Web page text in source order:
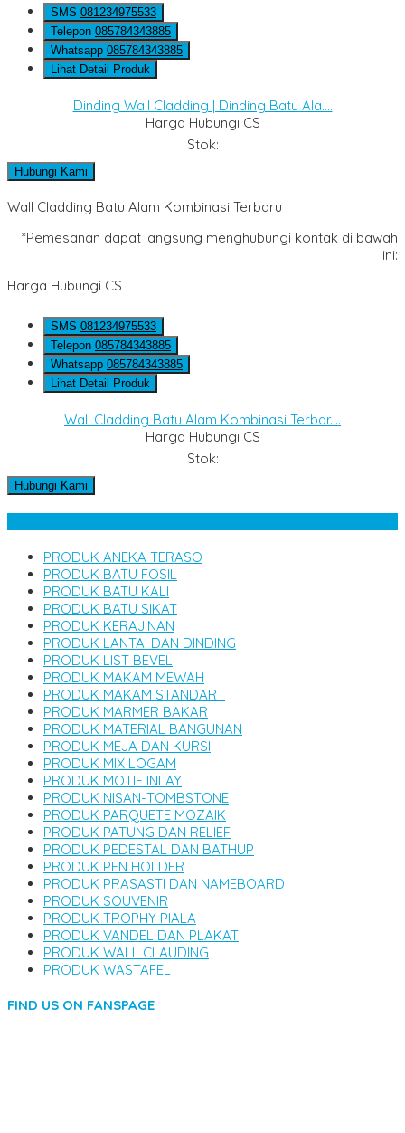
SMS 081234975533
Telepon 085784343885
Whatsapp 085784343885
Lihat Detail Produk
Dinding Wall Cladding | Dinding Batu Ala....
Harga Hubungi CS
Stok:
Hubungi Kami
Wall Cladding Batu Alam Kombinasi Terbaru
*Pemesanan dapat langsung menghubungi kontak di bawah
ini:
Harga Hubungi CS
SMS 081234975533
Telepon 085784343885
Whatsapp 085784343885
Lihat Detail Produk
Wall Cladding Batu Alam Kombinasi Terbar....
Harga Hubungi CS
Stok:
Hubungi Kami
PRODUK ANEKA TERASO
PRODUK BATU FOSIL
PRODUK BATU KALI
PRODUK BATU SIKAT
PRODUK KERAJINAN
PRODUK LANTAI DAN DINDING
PRODUK LIST BEVEL
PRODUK MAKAM MEWAH
PRODUK MAKAM STANDART
PRODUK MARMER BAKAR
PRODUK MATERIAL BANGUNAN
PRODUK MEJA DAN KURSI
PRODUK MIX LOGAM
PRODUK MOTIF INLAY
PRODUK NISAN-TOMBSTONE
PRODUK PARQUETE MOZAIK
PRODUK PATUNG DAN RELIEF
PRODUK PEDESTAL DAN BATHUP
PRODUK PEN HOLDER
PRODUK PRASASTI DAN NAMEBOARD
PRODUK SOUVENIR
PRODUK TROPHY PIALA
PRODUK VANDEL DAN PLAKAT
PRODUK WALL CLAUDING
PRODUK WASTAFEL
FIND US ON FANSPAGE